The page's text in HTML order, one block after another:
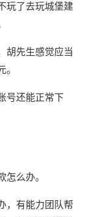
玩了去玩城堡建
胡先生感觉应当
。
号还能正常下
怎么办。
，有能力团队帮